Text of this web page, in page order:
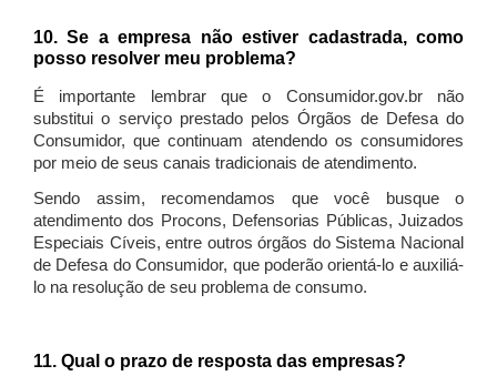
10. Se a empresa não estiver cadastrada, como
posso resolver meu problema?
É importante lembrar que o Consumidor.gov.br não
substitui o serviço prestado pelos Órgãos de Defesa do
Consumidor, que continuam atendendo os consumidores
por meio de seus canais tradicionais de atendimento.
Sendo assim, recomendamos que você busque o
atendimento dos Procons, Defensorias Públicas, Juizados
Especiais Cíveis, entre outros órgãos do Sistema Nacional
de Defesa do Consumidor, que poderão orientá-lo e auxiliá-
lo na resolução de seu problema de consumo.
11. Qual o prazo de resposta das empresas?